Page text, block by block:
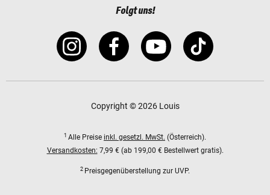
Folgt uns!
Copyright © 2026 Louis
1 Alle Preise inkl. gesetzl. MwSt. (Österreich).
Versandkosten: 7,99 € (ab 199,00 € Bestellwert gratis).
2 Preisgegenüberstellung zur UVP.